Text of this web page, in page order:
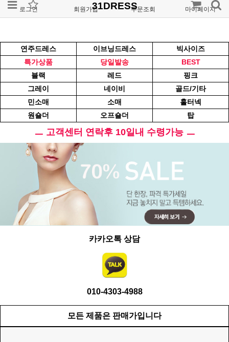
로그인 회원가입 주문조회 마이페이지
31DRESS
연주드레스 이브닝드레스
빅사이즈
특가상품
당일발송
BEST
블랙
레드
핑크
그레이
네이비
골드/기타
민소매
소매
홀터넥
원숄더
오프숄더 탑
ㅡ 고객센터 연락후 10일내 수령가능 ㅡ
카카오톡 상담
010-4303-4988
모든 제품은 판매가입니다